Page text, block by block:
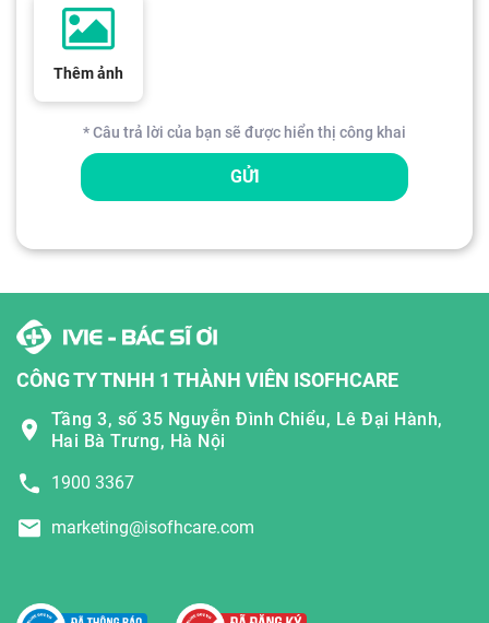
Thêm ảnh
* Câu trả lời của bạn sẽ được hiển thị công khai
GỬI
CÔNG TY TNHH 1 THÀNH VIÊN ISOFHCARE
Tầng 3, số 35 Nguyễn Đình Chiểu, Lê Đại Hành,
Hai Bà Trưng, Hà Nội
1900 3367
marketing@isofhcare.com